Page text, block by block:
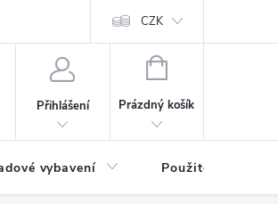
CZK
Přihlášení
NÁKUPNÍ
Prázdný košík
vybavení Použité